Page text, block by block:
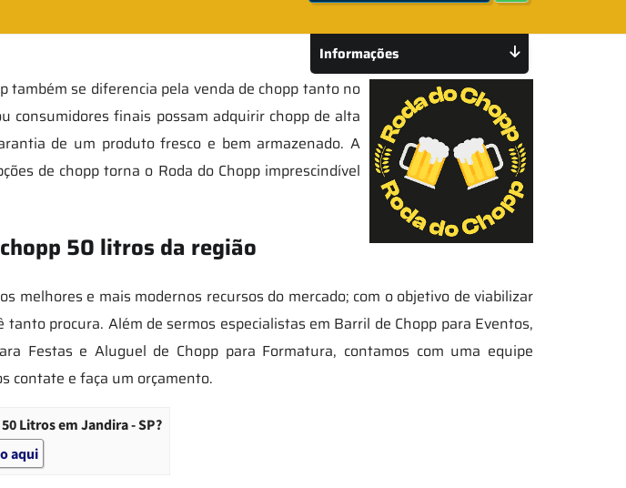
também se diferencia pela venda de chopp tanto no
consumidores finais possam adquirir chopp de alta
de um produto fresco e bem armazenado. A
de chopp torna o Roda do Chopp imprescindível
50 litros da região
melhores e mais modernos recursos do mercado; com o objetivo de viabilizar
procura. Além de sermos especialistas em Barril de Chopp para Eventos,
Festas e Aluguel de Chopp para Formatura, contamos com uma equipe
contate e faça um orçamento.
Litros em Jandira - SP?
aqui
Informações